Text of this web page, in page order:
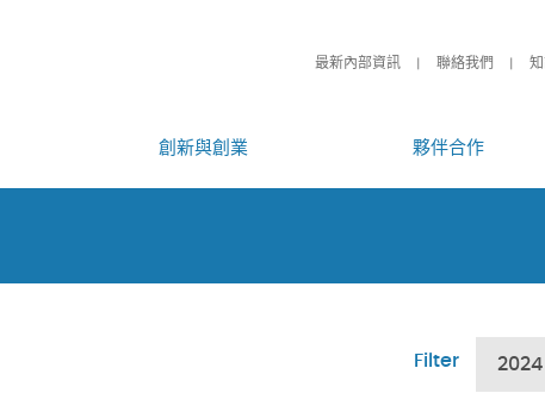
最新內部資訊 聯絡我們
創新與創業 夥伴合作
Filter 2024